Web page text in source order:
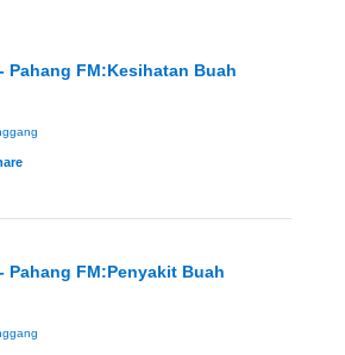
Pahang FM:Kesihatan Buah
Pahang FM:Penyakit Buah